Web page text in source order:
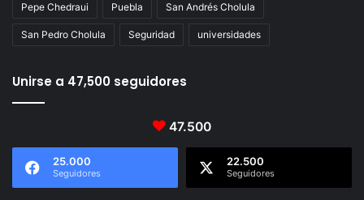
Pepe Chedraui Puebla San Andrés Cholula
San Pedro Cholula Seguridad universidades
Unirse a 47,500 seguidores
47.500
25.000
Seguidores
22.500
Seguidores